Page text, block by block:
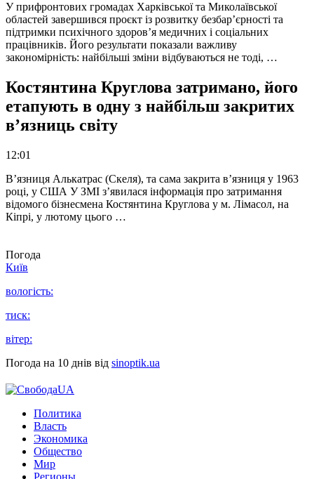
У прифронтових громадах Харківської та Миколаївської
областей завершився проєкт із розвитку безбар’єрності та
підтримки психічного здоров’я медичних і соціальних
працівників. Його результати показали важливу
закономірність: найбільші зміни відбуваються не тоді, …
Костянтина Круглова затримано, його
етапують в одну з найбільш закритих
в’язниць світу
12:01
В’язниця Алькатрас (Скеля), та сама закрита в’язниця у 1963
році, у США У ЗМІ з’явилася інформація про затримання
відомого бізнесмена Костянтина Круглова у м. Лімасол, на
Кіпрі, у лютому цього …
Погода
Київ
вологість:
тиск:
вітер:
Погода на 10 днів від sinoptik.ua
Политика
Власть
Экономика
Общество
Мир